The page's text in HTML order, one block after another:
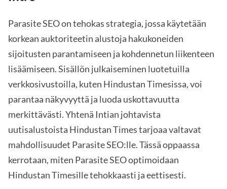
Parasite SEO on tehokas strategia, jossa käytetään
korkean auktoriteetin alustoja hakukoneiden
sijoitusten parantamiseen ja kohdennetun liikenteen
lisäämiseen. Sisällön julkaiseminen luotetuilla
verkkosivustoilla, kuten Hindustan Timesissa, voi
parantaa näkyvyyttä ja luoda uskottavuutta
merkittävästi. Yhtenä Intian johtavista
uutisalustoista Hindustan Times tarjoaa valtavat
mahdollisuudet Parasite SEO:lle. Tässä oppaassa
kerrotaan, miten Parasite SEO optimoidaan
Hindustan Timesille tehokkaasti ja eettisesti.